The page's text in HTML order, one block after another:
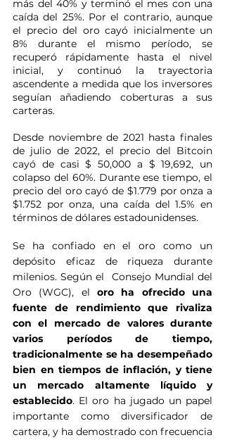
más del 40% y terminó el mes con una
caída del 25%. Por el contrario, aunque
el precio del oro cayó inicialmente un
8% durante el mismo período, se
recuperó rápidamente hasta el nivel
inicial, y continuó la trayectoria
ascendente a medida que los inversores
seguían añadiendo coberturas a sus
carteras.
Desde noviembre de 2021 hasta finales
de julio de 2022, el precio del Bitcoin
cayó de casi $ 50,000 a $ 19,692, un
colapso del 60%. Durante ese tiempo, el
precio del oro cayó de $1.779 por onza a
$1.752 por onza, una caída del 1.5% en
términos de dólares estadounidenses.
Se ha confiado en el oro como un
depósito eficaz de riqueza durante
milenios. Según el  Consejo Mundial del
Oro (WGC), el oro ha ofrecido una
fuente de rendimiento que rivaliza
con el mercado de valores durante
varios períodos de tiempo,
tradicionalmente se ha desempeñado
bien en tiempos de inflación, y tiene
un mercado altamente líquido y
establecido. El oro ha jugado un papel
importante como diversificador de
cartera, y ha demostrado con frecuencia